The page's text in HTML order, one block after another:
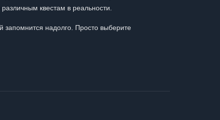
квестам в реальности.
надолго. Просто выберите